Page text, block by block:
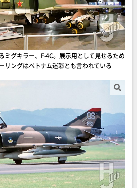
グキラー、F-4C。展示用として見せるため
リングはベトナム迷彩とも言われている